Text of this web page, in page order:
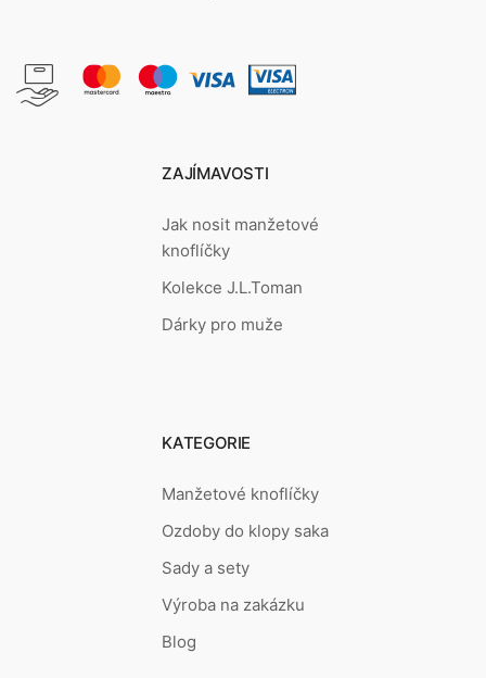
ZAJÍMAVOSTI
Jak nosit manžetové
knoflíčky
Kolekce J.L.Toman
Dárky pro muže
KATEGORIE
Manžetové knoflíčky
Ozdoby do klopy saka
Sady a sety
Výroba na zakázku
Blog